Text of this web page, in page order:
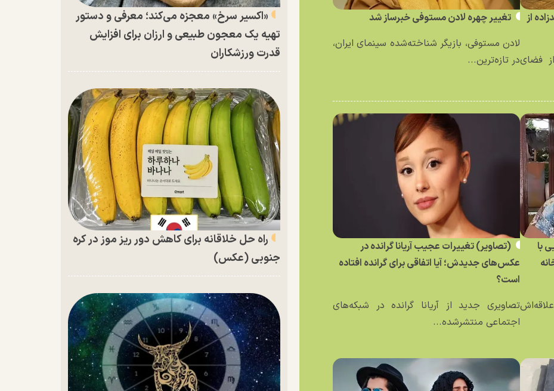
از
فضای
تغییر چهره لادن مستوفی خبرساز شد
لادن مستوفی، بازیگر شناخته‌شده سینمای ایران،
در تازه‌ترین...
با
علاقه‌اش
(تصاویر) تغییرات عجیب آریانا گرانده در
عکس‌های جدیدش؛ آیا اتفاقی برای گرانده افتاده
است؟
تصاویری جدید از آریانا گرانده در شبکه‌های
اجتماعی منتشرشده...
«اکسیر سرخ» معجزه می‌کند؛ معرفی و دستور
تهیه یک معجون طبیعی و ارزان برای افزایش
قدرت ورزشکاران
راه حل خلاقانه برای کاهش دور ریز موز در کره
جنوبی (عکس)